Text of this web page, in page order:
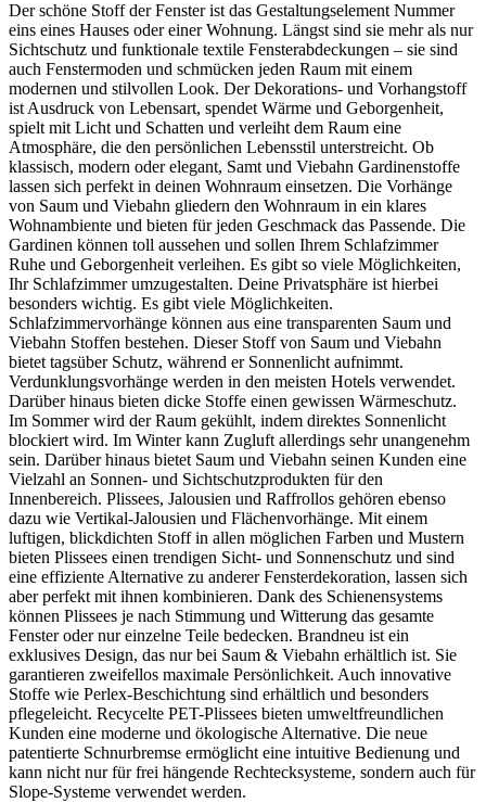
Der schöne Stoff der Fenster ist das Gestaltungselement Nummer
eins eines Hauses oder einer Wohnung. Längst sind sie mehr als nur
Sichtschutz und funktionale textile Fensterabdeckungen – sie sind
auch Fenstermoden und schmücken jeden Raum mit einem
modernen und stilvollen Look. Der Dekorations- und Vorhangstoff
ist Ausdruck von Lebensart, spendet Wärme und Geborgenheit,
spielt mit Licht und Schatten und verleiht dem Raum eine
Atmosphäre, die den persönlichen Lebensstil unterstreicht. Ob
klassisch, modern oder elegant, Samt und Viebahn Gardinenstoffe
lassen sich perfekt in deinen Wohnraum einsetzen. Die Vorhänge
von Saum und Viebahn gliedern den Wohnraum in ein klares
Wohnambiente und bieten für jeden Geschmack das Passende. Die
Gardinen können toll aussehen und sollen Ihrem Schlafzimmer
Ruhe und Geborgenheit verleihen. Es gibt so viele Möglichkeiten,
Ihr Schlafzimmer umzugestalten. Deine Privatsphäre ist hierbei
besonders wichtig. Es gibt viele Möglichkeiten.
Schlafzimmervorhänge können aus eine transparenten Saum und
Viebahn Stoffen bestehen. Dieser Stoff von Saum und Viebahn
bietet tagsüber Schutz, während er Sonnenlicht aufnimmt.
Verdunklungsvorhänge werden in den meisten Hotels verwendet.
Darüber hinaus bieten dicke Stoffe einen gewissen Wärmeschutz.
Im Sommer wird der Raum gekühlt, indem direktes Sonnenlicht
blockiert wird. Im Winter kann Zugluft allerdings sehr unangenehm
sein. Darüber hinaus bietet Saum und Viebahn seinen Kunden eine
Vielzahl an Sonnen- und Sichtschutzprodukten für den
Innenbereich. Plissees, Jalousien und Raffrollos gehören ebenso
dazu wie Vertikal-Jalousien und Flächenvorhänge. Mit einem
luftigen, blickdichten Stoff in allen möglichen Farben und Mustern
bieten Plissees einen trendigen Sicht- und Sonnenschutz und sind
eine effiziente Alternative zu anderer Fensterdekoration, lassen sich
aber perfekt mit ihnen kombinieren. Dank des Schienensystems
können Plissees je nach Stimmung und Witterung das gesamte
Fenster oder nur einzelne Teile bedecken. Brandneu ist ein
exklusives Design, das nur bei Saum & Viebahn erhältlich ist. Sie
garantieren zweifellos maximale Persönlichkeit. Auch innovative
Stoffe wie Perlex-Beschichtung sind erhältlich und besonders
pflegeleicht. Recycelte PET-Plissees bieten umweltfreundlichen
Kunden eine moderne und ökologische Alternative. Die neue
patentierte Schnurbremse ermöglicht eine intuitive Bedienung und
kann nicht nur für frei hängende Rechtecksysteme, sondern auch für
Slope-Systeme verwendet werden.